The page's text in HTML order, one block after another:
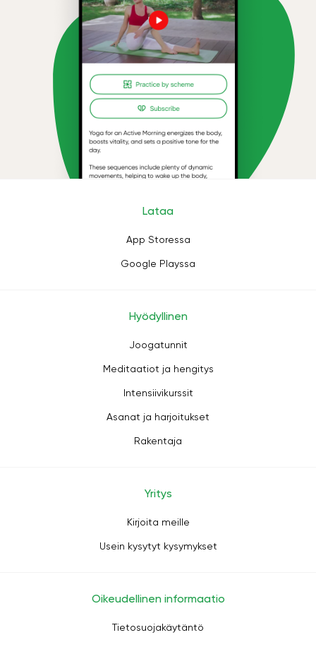
Lataa
App Storessa
Google Playssa
Hyödyllinen
Joogatunnit
Meditaatiot ja hengitys
Intensiivikurssit
Asanat ja harjoitukset
Rakentaja
Yritys
Kirjoita meille
Usein kysytyt kysymykset
Oikeudellinen informaatio
Tietosuojakäytäntö